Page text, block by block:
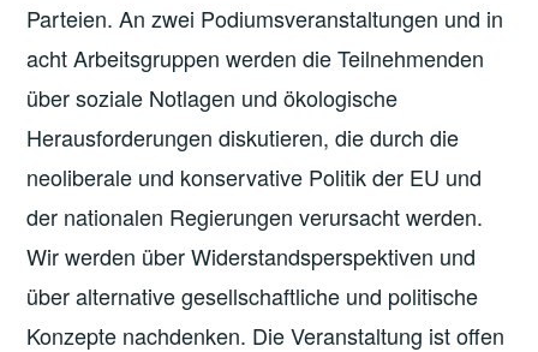
Parteien. An zwei Podiumsveranstaltungen und in
acht Arbeitsgruppen werden die Teilnehmenden
über soziale Notlagen und ökologische
Herausforderungen diskutieren, die durch die
neoliberale und konservative Politik der EU und
der nationalen Regierungen verursacht werden.
Wir werden über Widerstandsperspektiven und
über alternative gesellschaftliche und politische
Konzepte nachdenken. Die Veranstaltung ist offen